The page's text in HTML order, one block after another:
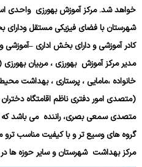
خواهد شد. مرکز آموزش بهورزی واحدی
شهرستان با فضای فیزیکی مستقل ودارای
کادر آموزشیو دارای بخش اداری –آموزشی
مدیر مرکز آموزش بهورزی ، مربیان
خانواده ،مامایی ، پرستاری ، بهداشت
(متصدی امور دفتری ناظم اقامتگاه
متصدی سمعی بصری، راننده می باشد که
گروه های وسیع تر و با کیفیت مناسب ترو
مرکز بهداشت شهرستان و سایر حوزه ها